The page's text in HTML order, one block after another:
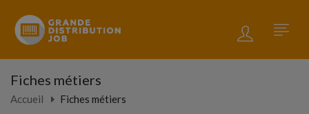
Fiches métiers
Accueil Fiches métiers